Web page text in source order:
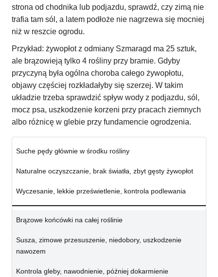
strona od chodnika lub podjazdu, sprawdź, czy zimą nie
trafia tam sól, a latem podłoże nie nagrzewa się mocniej
niż w reszcie ogrodu.
Przykład: żywopłot z odmiany Szmaragd ma 25 sztuk,
ale brązowieją tylko 4 rośliny przy bramie. Gdyby
przyczyną była ogólna choroba całego żywopłotu,
objawy częściej rozkładałyby się szerzej. W takim
układzie trzeba sprawdzić spływ wody z podjazdu, sól,
mocz psa, uszkodzenie korzeni przy pracach ziemnych
albo różnicę w glebie przy fundamencie ogrodzenia.
Suche pędy głównie w środku rośliny
Naturalne oczyszczanie, brak światła, zbyt gęsty żywopłot
Wyczesanie, lekkie prześwietlenie, kontrola podlewania
Brązowe końcówki na całej roślinie
Susza, zimowe przesuszenie, niedobory, uszkodzenie
nawozem
Kontrola gleby, nawodnienie, później dokarmienie